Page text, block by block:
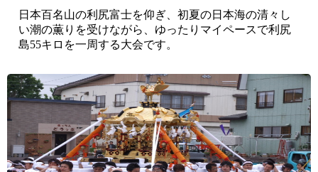
日本百名山の利尻富士を仰ぎ、初夏の日本海の清々し
い潮の薫りを受けながら、ゆったりマイペースで利尻
島55キロを一周する大会です。